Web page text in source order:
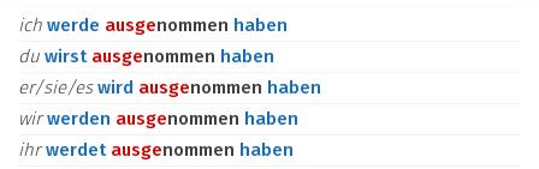
ich werde ausgenommen haben
du wirst ausgenommen haben
er/sie/eswird ausgenommen haben
wirwerden ausgenommen haben
ihrwerdet ausgenommen haben